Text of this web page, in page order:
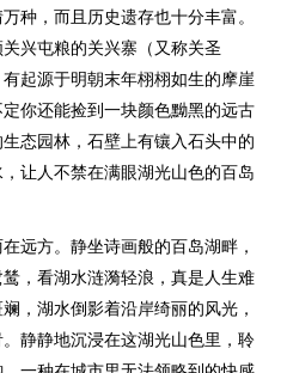
种，而且历史遗存也十分丰富。
兴屯粮的关兴寨（又称关圣
起源于明朝末年栩栩如生的摩崖
你还能捡到一块颜色黝黑的远古
态园林，石壁上有镶入石头中的
让人不禁在满眼湖光山色的百岛
远方。静坐诗画般的百岛湖畔，
，看湖水涟漪轻浪，真是人生难
，湖水倒影着沿岸绮丽的风光，
静静地沉浸在这湖光山色里，聆